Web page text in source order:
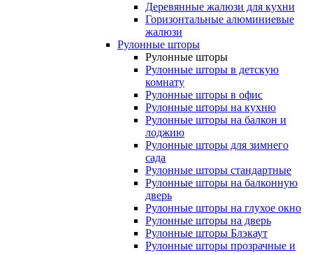
Деревянные жалюзи для кухни
Горизонтальные алюминиевые
жалюзи
Рулонные шторы
Рулонные шторы
Рулонные шторы в детскую
комнату
Рулонные шторы в офис
Рулонные шторы на кухню
Рулонные шторы на балкон и
лоджию
Рулонные шторы для зимнего
сада
Рулонные шторы стандартные
Рулонные шторы на балконную
дверь
Рулонные шторы на глухое окно
Рулонные шторы на дверь
Рулонные шторы Блэкаут
Рулонные шторы прозрачные и